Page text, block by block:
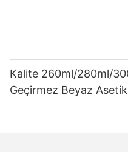
Kalite 260ml/280ml/
Geçirmez Beyaz Asetik